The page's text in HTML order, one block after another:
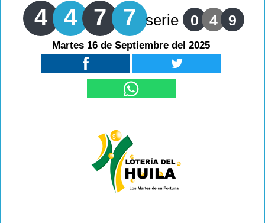
4 4 7 7 serie 0 4 9
Martes 16 de Septiembre del 2025